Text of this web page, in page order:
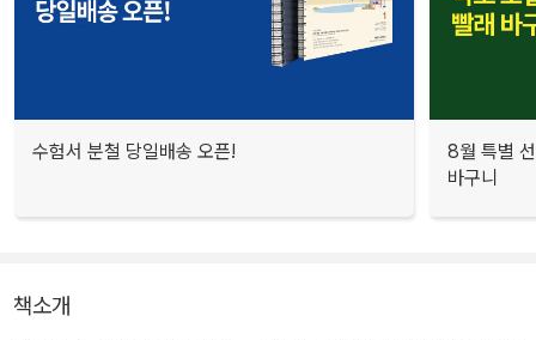
수험서 분철 당일배송 오픈!
8월 특별
바구니
책소개